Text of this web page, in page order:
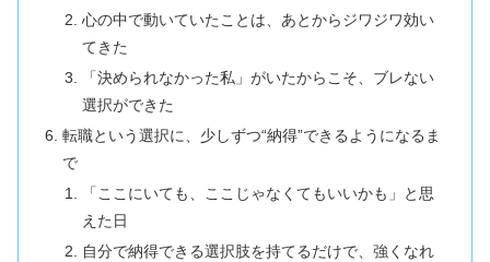
心の中で動いていたことは、あとからジワジワ効い
てきた
「決められなかった私」がいたからこそ、ブレない
選択ができた
転職という選択に、少しずつ“納得”できるようになるま
で
「ここにいても、ここじゃなくてもいいかも」と思
えた日
自分で納得できる選択肢を持てるだけで、強くなれ